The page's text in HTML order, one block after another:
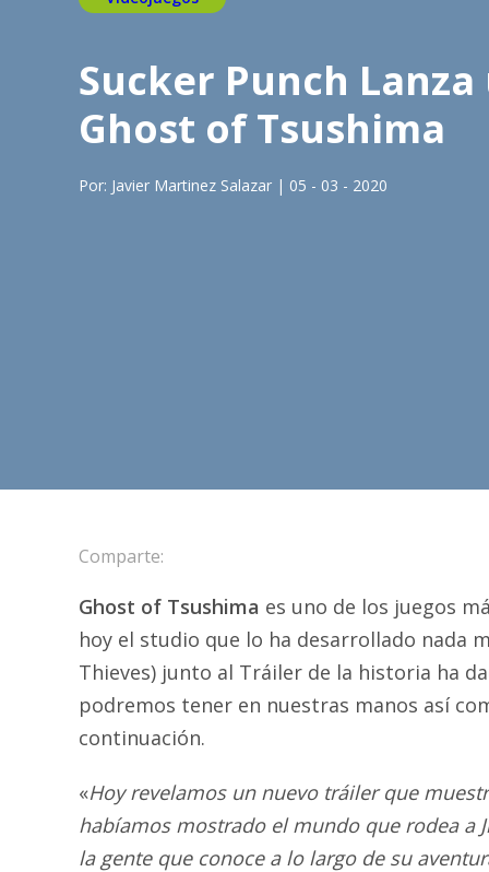
Sucker Punch
Ghost of Tsushima
Por: Javier Martinez Salazar | 05 - 03 - 2020
Comparte:
Ghost of Tsushima es uno de los juegos
hoy el studio que lo ha desarrollado nada
Thieves) junto al Tráiler de la historia ha
podremos tener en nuestras manos así
continuación.
«Hoy revelamos un nuevo tráiler que
habíamos mostrado el mundo que rodea a
la gente que conoce a lo largo de su